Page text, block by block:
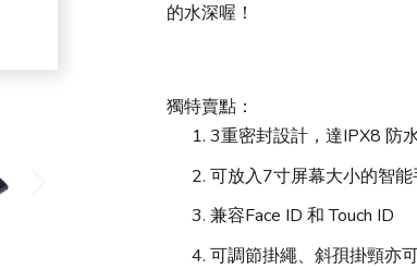
的水深喔！
獨特賣點：
3重密封設計，達IPX8 防
可放入7寸屏幕大小的智
兼容Face ID 和 Touch ID
可調節掛繩、斜孭掛頸亦